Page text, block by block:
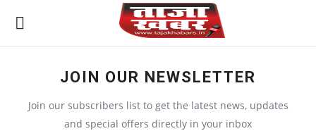
JOIN OUR NEWSLETTER
Join our subscribers list to get the latest news, updates
and special offers directly in your inbox